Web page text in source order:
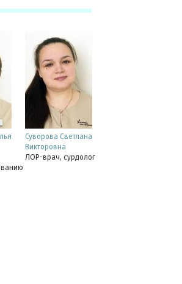
Суворова Светлана
Викторовна
ЛОР-врач, сурдолог